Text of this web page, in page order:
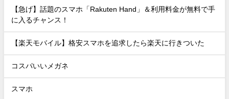
【急げ】話題のスマホ「Rakuten Hand」＆利用料金が無料で手
に入るチャンス！
【楽天モバイル】格安スマホを追求したら楽天に行きついた
コスパいいメガネ
スマホ